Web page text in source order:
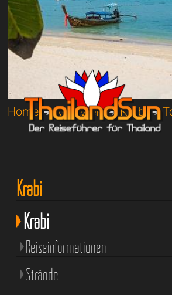
Home➔Reiseziele➔Krabi➔
Krabi
Krabi
Reiseinformationen
Strände